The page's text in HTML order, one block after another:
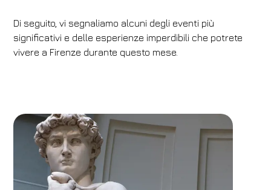
Di seguito, vi segnaliamo alcuni degli eventi più
significativi e delle esperienze imperdibili che potrete
vivere a Firenze durante questo mese.